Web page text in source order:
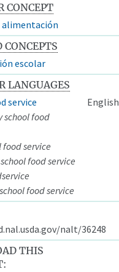
CONCEPT
alimentación
CONCEPTS
escolar
LANGUAGES
service
English
school food
food service
food service
food service
nalt/36248
THIS